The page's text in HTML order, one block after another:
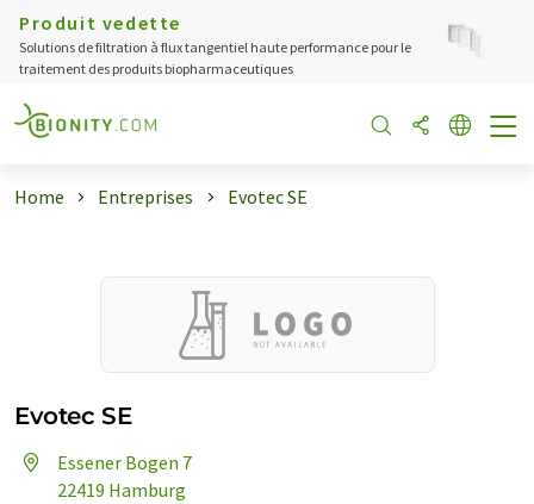
Produit vedette
Solutions de filtration à flux tangentiel haute performance pour le
traitement des produits biopharmaceutiques
Home Entreprises Evotec SE
Evotec SE
Essener Bogen 7
22419 Hamburg